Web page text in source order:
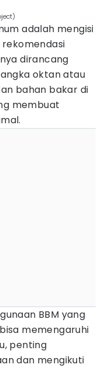
adalah mengisi
dirancang
oktan atau
bahan bakar di
membuat
BBM yang
memengaruhi
penting
dan mengikuti